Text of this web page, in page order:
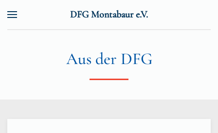
DFG Montabaur e.V.
Aus der DFG